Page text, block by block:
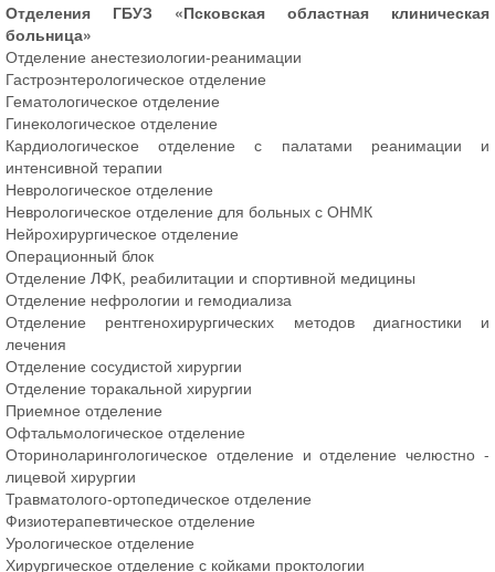
Отделения ГБУЗ «Псковская областная клиническая
больница»
Отделение анестезиологии-реанимации
Гастроэнтерологическое отделение
Гематологическое отделение
Гинекологическое отделение
Кардиологическое отделение с палатами реанимации и
интенсивной терапии
Неврологическое отделение
Неврологическое отделение для больных с ОНМК
Нейрохирургическое отделение
Операционный блок
Отделение ЛФК, реабилитации и спортивной медицины
Отделение нефрологии и гемодиализа
Отделение рентгенохирургических методов диагностики и
лечения
Отделение сосудистой хирургии
Отделение торакальной хирургии
Приемное отделение
Офтальмологическое отделение
Оториноларингологическое отделение и отделение челюстно -
лицевой хирургии
Травматолого-ортопедическое отделение
Физиотерапевтическое отделение
Урологическое отделение
Хирургическое отделение с койками проктологии